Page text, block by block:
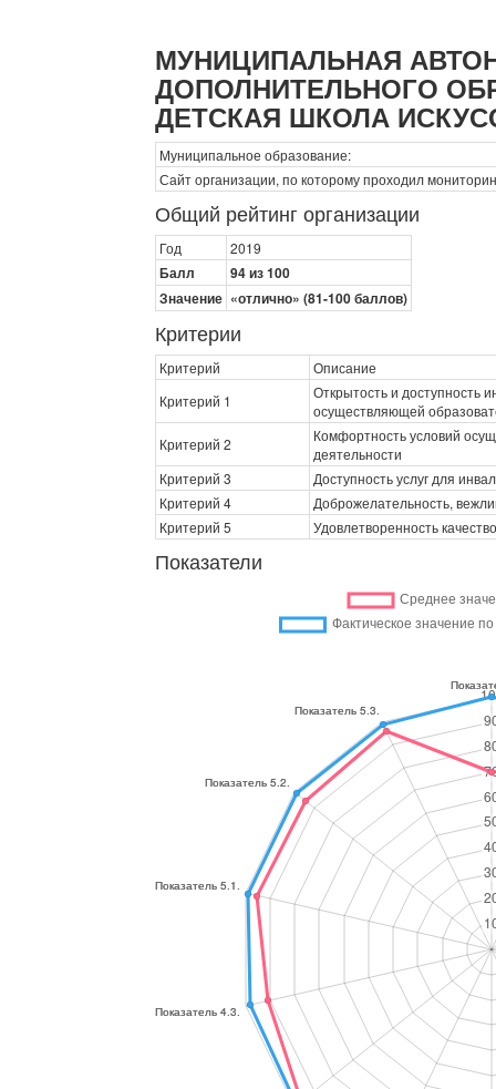
МУНИЦИПАЛЬНАЯ
ДОПОЛНИТЕЛЬНОГО
ДЕТСКАЯ ШКОЛА
Муниципальное образование:
Сайт организации, по которому проходил
Общий рейтинг организации
Год 2019
Балл
94 из 100
Значение «отлично» (81-100 баллов)
Критерии
Критерий
Описание
Критерий 1
Открытость и доступность
осуществляющей
Критерий 2
Комфортность условий
деятельности
Критерий 3
Доступность услуг для
Критерий 4
Доброжелательность,
Критерий 5
Удовлетворенность
Показатели